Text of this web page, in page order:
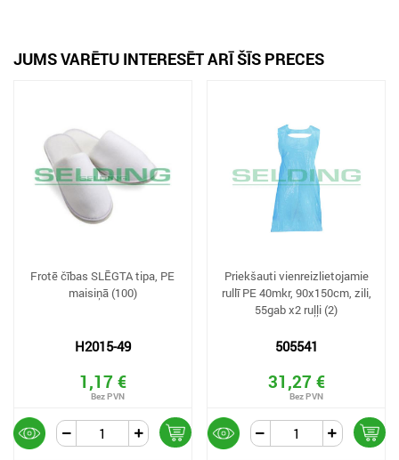
JUMS VARĒTU INTERESĒT ARĪ ŠĪS PRECES
Frotē čības SLĒGTA tipa, PE
maisiņā (100)
H2015-49
1,17 €
Priekšauti vienreizlietojamie
rullī PE 40mkr, 90x150cm, zili,
55gab x2 ruļļi (2)
505541
31,27 €